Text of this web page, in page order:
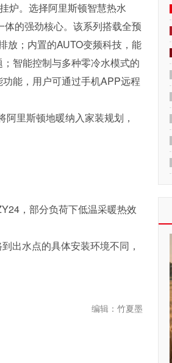
炉。选择阿里斯顿智慧热水
的强劲核心。该系列搭载全预
放；内置的AUTO变频科技，能
智能控制与多种零冷水模式的
能，用户可通过手机APP远程
里斯顿地暖纳入家装规划，
，部分负荷下低温采暖热效
出水点的具体安装环境不同，
编辑：竹夏墨